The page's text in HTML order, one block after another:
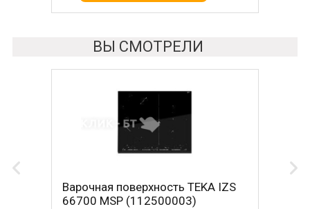
ВЫ СМОТРЕЛИ
Варочная поверхность TEKA IZS
66700 MSP (112500003)